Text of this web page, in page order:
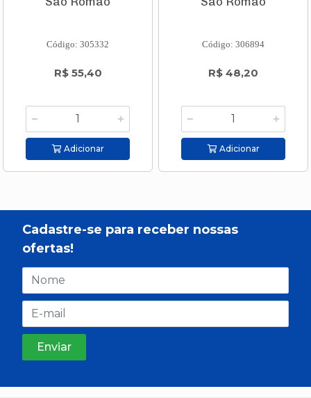
Código: 305332
R$ 55,40
Adicionar
Código: 306894
R$ 48,20
Adicionar
Cadastre-se para receber nossas
ofertas!